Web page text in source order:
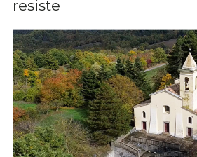
resiste